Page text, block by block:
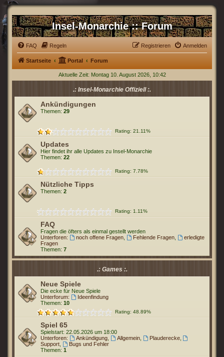
Insel-Monarchie :: Forum
FAQ Regeln Anmelden
Registrieren
Startseite Portal Forum
Aktuelle Zeit: Montag 10. August 2026, 10:42
.: Insel-Monarchie Offiziell :.
Ankündigungen
Themen: 29
Rating: 21.11%
Updates
Hier findet ihr alle Updates zu Insel-Monarchie
Themen: 22
Rating: 7.78%
Nützliche Tipps
Themen: 2
Rating: 1.11%
FAQ
Fragen die öfters als einmal gestellt werden
Unterforen:
noch offene Fragen, Fehlende Fragen,
erledigte
Fragen
Themen: 7
.: Games :.
Neue Spiele
Die ecke für Neue Spiele
Unterforum:
Ideenfindung
Themen: 10
Rating: 48.89%
Spiel 65
Spielstart: 22.05.2026 um 18:00
Unterforen:
Ankündigung, Allgemein, Plauderecke,
Support
Bugs und Fehler
Themen: 1